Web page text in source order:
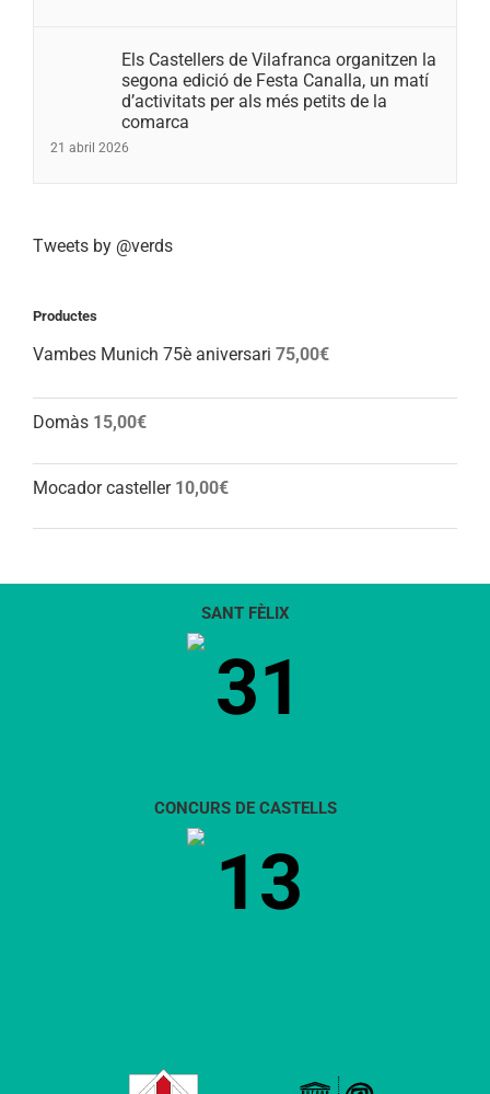
Els Castellers de Vilafranca organitzen la
segona edició de Festa Canalla, un matí
d’activitats per als més petits de la
comarca
21 abril 2026
Tweets by @verds
Productes
Vambes Munich 75è aniversari 75,00€
Domàs 15,00€
Mocador casteller 10,00€
SANT FÈLIX
31
CONCURS DE CASTELLS
13